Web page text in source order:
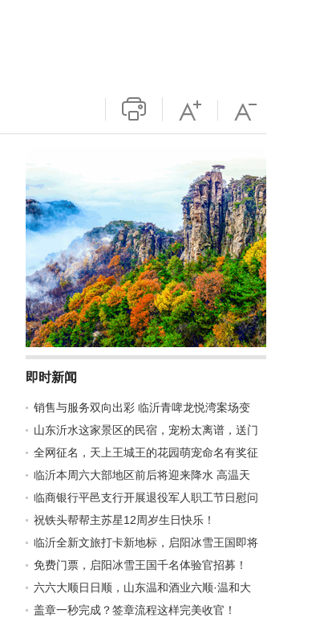
即时新闻
销售与服务双向出彩 临沂青啤龙悦湾案场变
山东沂水这家景区的民宿，宠粉太离谱，送门
全网征名，天上王城王的花园萌宠命名有奖征
临沂本周六大部地区前后将迎来降水 高温天
临商银行平邑支行开展退役军人职工节日慰问
祝铁头帮帮主苏星12周岁生日快乐！
临沂全新文旅打卡新地标，启阳冰雪王国即将
免费门票，启阳冰雪王国千名体验官招募！
六六大顺日日顺，山东温和酒业六顺·温和大
盖章一秒完成？签章流程这样完美收官！